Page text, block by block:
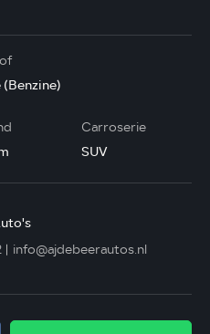
Carroserie
SUV
info@ajdebeerautos.nl